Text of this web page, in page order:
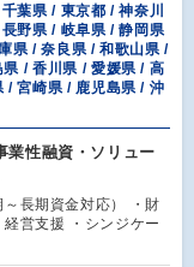
葉県 / 東京都 / 神奈川
野県 / 岐阜県 / 静岡県
県 / 奈良県 / 和歌山県 /
/ 香川県 / 愛媛県 / 高
/ 宮崎県 / 鹿児島県 / 沖
業性融資・ソリュー
～長期資金対応） ・財
営支援 ・シンジケー